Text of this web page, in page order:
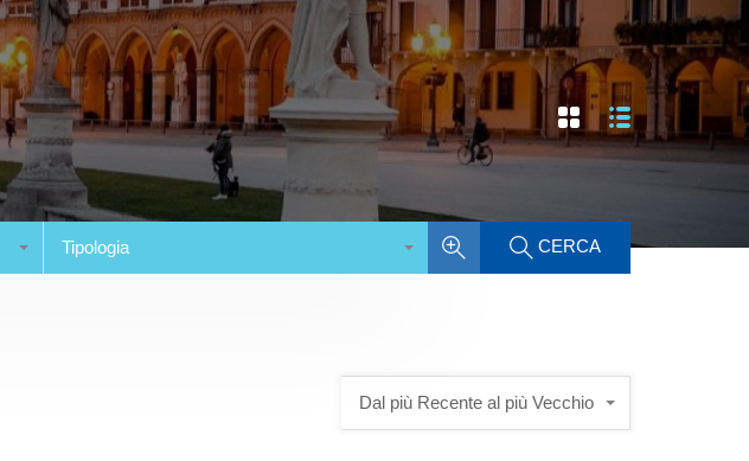
Tipologia CERCA
Dal più Recente al più Vecchio